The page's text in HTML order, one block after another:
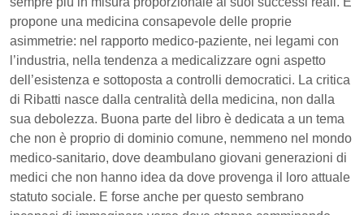
propone una medicina consapevole delle proprie
asimmetrie: nel rapporto medico-paziente, nei legami con
l’industria, nella tendenza a medicalizzare ogni aspetto
dell’esistenza e sottoposta a controlli democratici. La critica
di Ribatti nasce dalla centralità della medicina, non dalla
sua debolezza. Buona parte del libro è dedicata a un tema
che non è proprio di dominio comune, nemmeno nel mondo
medico-sanitario, dove deambulano giovani generazioni di
medici che non hanno idea da dove provenga il loro attuale
statuto sociale. E forse anche per questo sembrano